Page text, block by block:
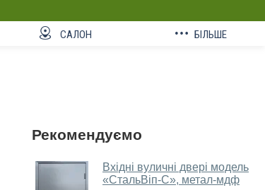
САЛОН БІЛЬШЕ
Рекомендуємо
Вхідні вуличні двері модель
«СтальВіп-С», метал-мдф